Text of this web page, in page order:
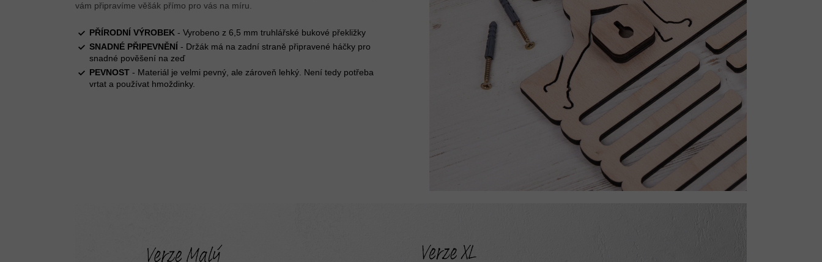
vám připravíme věšák přímo pro vás na míru.
PŘÍRODNÍ VÝROBEK - Vyrobeno z 6,5 mm truhlářské bukové překližky
SNADNÉ PŘIPEVNĚNÍ - Držák má na zadní straně připravené háčky pro
snadné pověšení na zeď
PEVNOST - Materiál je velmi pevný, ale zároveň lehký. Není tedy potřeba
vrtat a používat hmoždinky.